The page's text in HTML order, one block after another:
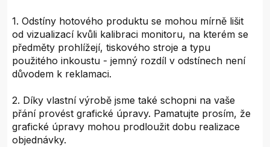
1. Odstíny hotového produktu se mohou mírně lišit
od vizualizací kvůli kalibraci monitoru, na kterém se
předměty prohlížejí, tiskového stroje a typu
použitého inkoustu - jemný rozdíl v odstínech není
důvodem k reklamaci.
2. Díky vlastní výrobě jsme také schopni na vaše
přání provést grafické úpravy. Pamatujte prosím, že
grafické úpravy mohou prodloužit dobu realizace
objednávky.